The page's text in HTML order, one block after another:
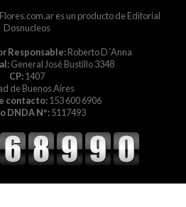
es un producto de Editorial
Dosnucleos
Responsable:Roberto D´Anna
General José Bustillo 3348
CP:1407
de Buenos Aires
contacto:153 600 6906
DNDA Nº:5117493